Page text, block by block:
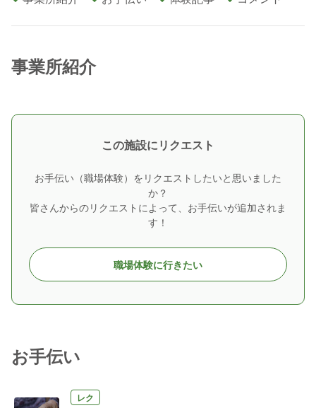
事業所紹介
この施設にリクエスト
お手伝い（職場体験）をリクエストしたいと思いました
か？
皆さんからのリクエストによって、お手伝いが追加されま
す！
職場体験に行きたい
お手伝い
レク